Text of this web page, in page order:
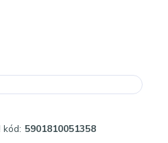
kód: 5901810051358